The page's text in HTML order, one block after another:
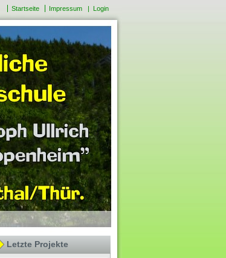
Startseite Impressum | Login
Letzte Projekte